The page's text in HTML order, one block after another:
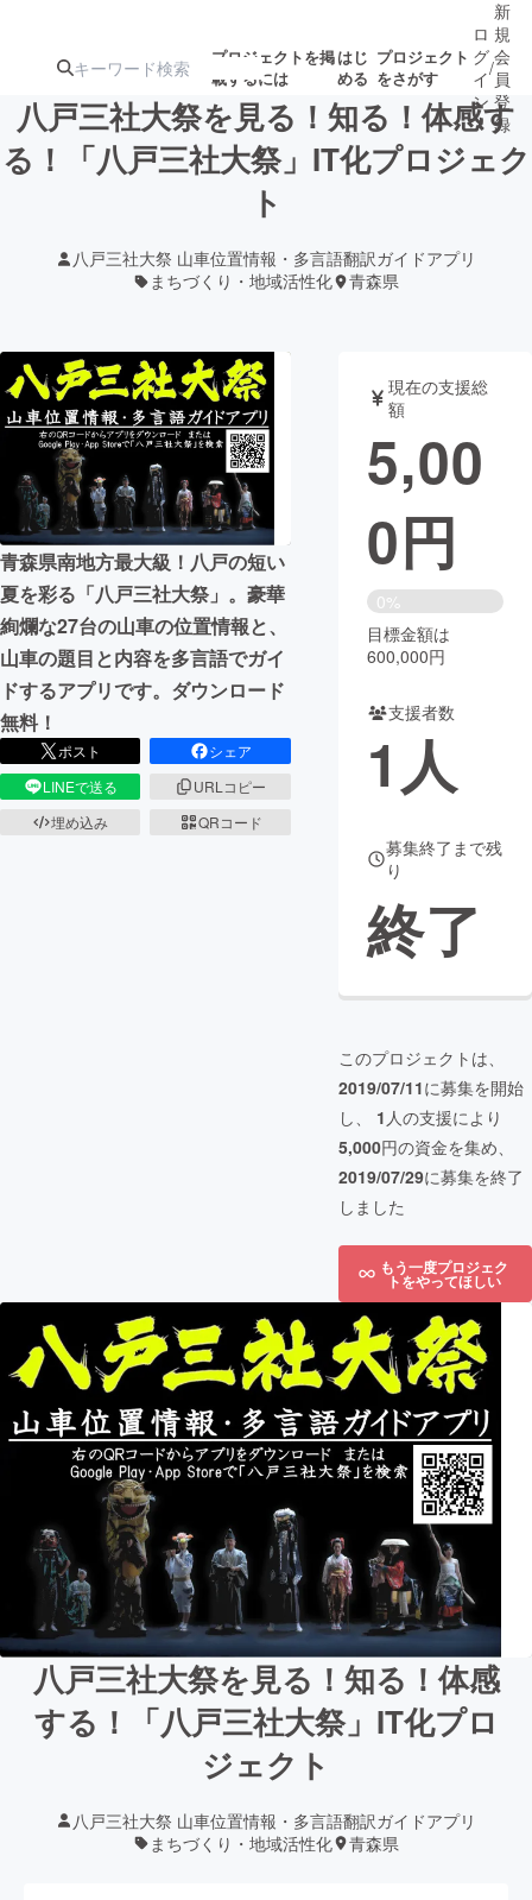
プロジェクトを掲
載するには
はじ
める
プロジェクト
をさがす
注目の新着プロ
テクノロジー・ガジェット ゲーム・サ
映像・映画 書籍・雑誌
ビジネス・起業 チャレンジ
まちづくり・地域活性化
CAMPFIRE for Social Good
CAMPFIRE Creation
CAMPFIREふるさと納税machi-ya
ロ
グ
イ
ン
/
新
規
会
員
登
録
八戸三社大祭を見る！知る！体感す
る！「八戸三社大祭」IT化プロジェク
ト
八戸三社大祭 山車位置情報・多言語翻訳ガイドアプリ
まちづくり・地域活性化
青森県
青森県南地方最大級！八戸の短い
夏を彩る「八戸三社大祭」。豪華
絢爛な27台の山車の位置情報と、
山車の題目と内容を多言語でガイ
ドするアプリです。ダウンロード
無料！
ポスト
シェア
LINEで送る
URLコピー
埋め込み
QRコード
現在の支援総
額
5,00
0円
0%
目標金額は
600,000円
支援者数
1人
募集終了まで残
り
終了
このプロジェクトは、
2019/07/11に募集を開始
し、 1 人の支援により
5,000円の資金を集め、
2019/07/29に募集を終了
しました
もう一度プロジェク
トをやってほしい
八戸三社大祭を見る！知る！体感
する！「八戸三社大祭」IT化プロ
ジェクト
八戸三社大祭 山車位置情報・多言語翻訳ガイドアプリ
まちづくり・地域活性化
青森県